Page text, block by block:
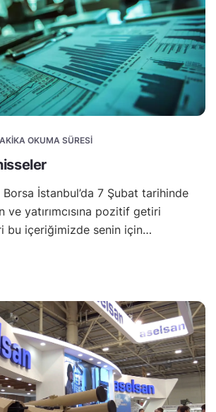
OKUMA SÜRESI
Borsa İstanbul’da 7 Şubat tarihinde
ve yatırımcısına pozitif getiri
bu içeriğimizde senin için…